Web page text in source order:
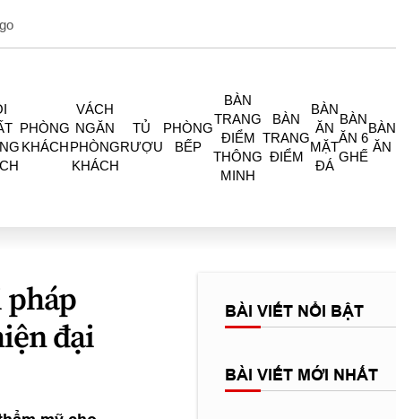
PHÒNG
KHÁCH
VÁCH
NGĂN
PHÒNG
KHÁCH
TỦ
RƯỢU
PHÒNG
BẾP
BÀN
TRANG
ĐIỂM
THÔNG
MINH
BÀN
TRANG
ĐIỂM
BÀN
ĂN
MẶT
ĐÁ
BÀN
ĂN 6
GHẾ
BÀN
ĂN
pháp
đại
BÀI VIẾT NỔI BẬT
BÀI VIẾT MỚI NHẤT